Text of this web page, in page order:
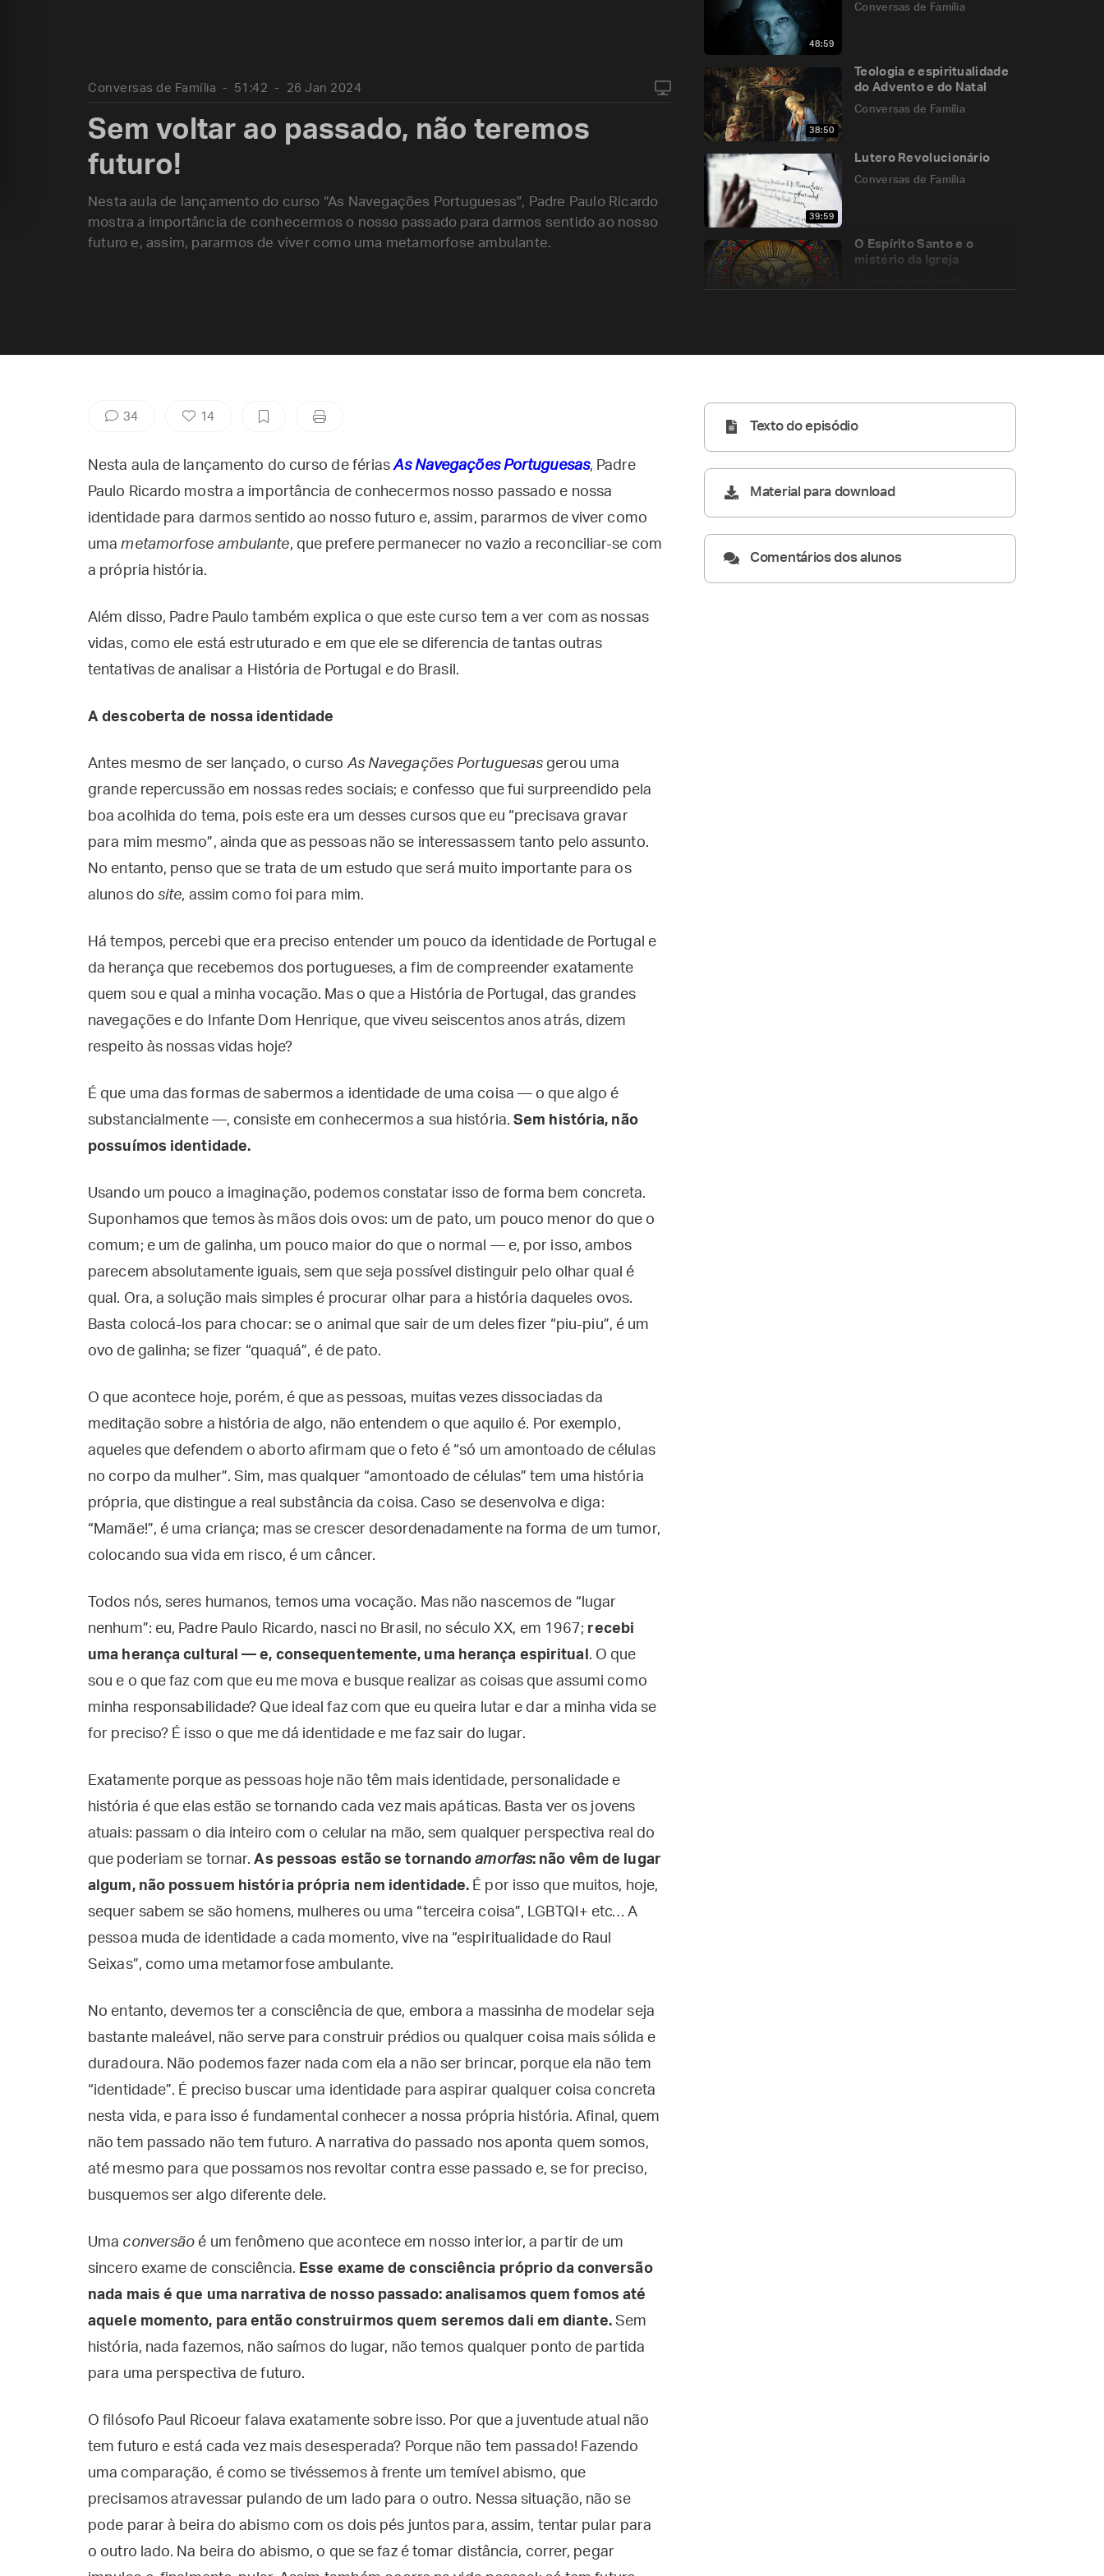
48:59
Conversas de Família
38:50
Teologia e espiritualidade
do Advento e do Natal
Conversas de Família
39:59
Lutero Revolucionário
Conversas de Família
O Espírito Santo e o
mistério da Igreja
Conversas de Família 51:42 26 Jan 2024
Sem voltar ao passado, não teremos
futuro!
Nesta aula de lançamento do curso “As Navegações Portuguesas”, Padre Paulo Ricardo
mostra a importância de conhecermos o nosso passado para darmos sentido ao nosso
futuro e, assim, pararmos de viver como uma metamorfose ambulante.
34 14
Nesta aula de lançamento do curso de fériasAs Navegações Portuguesas, Padre
Paulo Ricardo mostra a importância de conhecermos nosso passado e nossa
identidade para darmos sentido ao nosso futuro e, assim, pararmos de viver como
umametamorfose ambulante, que prefere permanecer no vazio a reconciliar-se com
a própria história.
Além disso, Padre Paulo também explica o que este curso tem a ver com as nossas
vidas, como ele está estruturado e em que ele se diferencia de tantas outras
tentativas de analisar a História de Portugal e do Brasil.
A descoberta de nossa identidade
Antes mesmo de ser lançado, o cursoAs Navegações Portuguesas gerou uma
grande repercussão em nossas redes sociais; e confesso que fui surpreendido pela
boa acolhida do tema, pois este era um desses cursos que eu “precisava gravar
para mim mesmo”, ainda que as pessoas não se interessassem tanto pelo assunto.
No entanto, penso que se trata de um estudo que será muito importante para os
alunos do site, assim como foi para mim.
Há tempos, percebi que era preciso entender um pouco da identidade de Portugal e
da herança que recebemos dos portugueses, a fim de compreender exatamente
quem sou e qual a minha vocação. Mas o que a História de Portugal, das grandes
navegações e do Infante Dom Henrique, que viveu seiscentos anos atrás, dizem
respeito às nossas vidas hoje?
É que uma das formas de sabermos a identidade de uma coisa — o que algo é
substancialmente —, consiste em conhecermos a sua história.Sem história, não
possuímos identidade.
Usando um pouco a imaginação, podemos constatar isso de forma bem concreta.
Suponhamos que temos às mãos dois ovos: um de pato, um pouco menor do que o
comum; e um de galinha, um pouco maior do que o normal — e, por isso, ambos
parecem absolutamente iguais, sem que seja possível distinguir pelo olhar qual é
qual. Ora, a solução mais simples é procurar olhar para a história daqueles ovos.
Basta colocá-los para chocar: se o animal que sair de um deles fizer “piu-piu”, é um
ovo de galinha; se fizer “quaquá”, é de pato.
O que acontece hoje, porém, é que as pessoas, muitas vezes dissociadas da
meditação sobre a história de algo, não entendem o que aquilo é. Por exemplo,
aqueles que defendem o aborto afirmam que o feto é “só um amontoado de células
no corpo da mulher”. Sim, mas qualquer “amontoado de células” tem uma história
própria, que distingue a real substância da coisa. Caso se desenvolva e diga:
“Mamãe!”, é uma criança; mas se crescer desordenadamente na forma de um tumor,
colocando sua vida em risco, é um câncer.
Todos nós, seres humanos, temos uma vocação. Mas não nascemos de “lugar
nenhum”: eu, Padre Paulo Ricardo, nasci no Brasil, no século XX, em 1967; recebi
uma herança cultural — e, consequentemente, uma herança espiritual . O que
sou e o que faz com que eu me mova e busque realizar as coisas que assumi como
minha responsabilidade? Que ideal faz com que eu queira lutar e dar a minha vida se
for preciso? É isso o que me dá identidade e me faz sair do lugar.
Exatamente porque as pessoas hoje não têm mais identidade, personalidade e
história é que elas estão se tornando cada vez mais apáticas. Basta ver os jovens
atuais: passam o dia inteiro com o celular na mão, sem qualquer perspectiva real do
que poderiam se tornar.As pessoas estão se tornandoamorfas: não vêm de lugar
algum, não possuem história própria nem identidade. É por isso que muitos, hoje,
sequer sabem se são homens, mulheres ou uma “terceira coisa”, LGBTQI+ etc… A
pessoa muda de identidade a cada momento, vive na “espiritualidade do Raul
Seixas”, como uma metamorfose ambulante.
No entanto, devemos ter a consciência de que, embora a massinha de modelar seja
bastante maleável, não serve para construir prédios ou qualquer coisa mais sólida e
duradoura. Não podemos fazer nada com ela a não ser brincar, porque ela não tem
“identidade”. É preciso buscar uma identidade para aspirar qualquer coisa concreta
nesta vida, e para isso é fundamental conhecer a nossa própria história. Afinal, quem
não tem passado não tem futuro. A narrativa do passado nos aponta quem somos,
até mesmo para que possamos nos revoltar contra esse passado e, se for preciso,
busquemos ser algo diferente dele.
Uma conversão é um fenômeno que acontece em nosso interior, a partir de um
sincero exame de consciência. Esse exame de consciência próprio da conversão
nada mais é que uma narrativa de nosso passado: analisamos quem fomos até
aquele momento, para então construirmos quem seremos dali em diante.Sem
história, nada fazemos, não saímos do lugar, não temos qualquer ponto de partida
para uma perspectiva de futuro.
O filósofo Paul Ricoeur falava exatamente sobre isso. Por que a juventude atual não
tem futuro e está cada vez mais desesperada? Porque não tem passado! Fazendo
uma comparação, é como se tivéssemos à frente um temível abismo, que
precisamos atravessar pulando de um lado para o outro. Nessa situação, não se
pode parar à beira do abismo com os dois pés juntos para, assim, tentar pular para
o outro lado. Na beira do abismo, o que se faz é tomar distância, correr, pegar
Texto do episódio
Material para download
Comentários dos alunos